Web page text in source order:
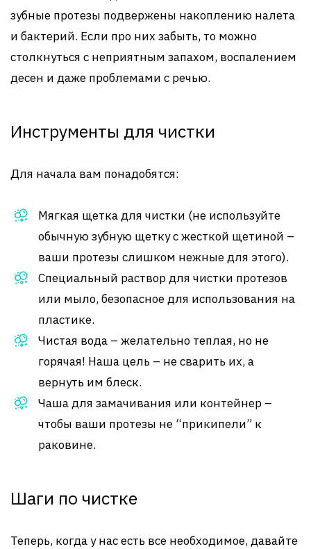
зубные протезы подвержены накоплению налета
и бактерий. Если про них забыть, то можно
столкнуться с неприятным запахом, воспалением
десен и даже проблемами с речью.
Инструменты для чистки
Для начала вам понадобятся:
Мягкая щетка для чистки (не используйте
обычную зубную щетку с жесткой щетиной –
ваши протезы слишком нежные для этого).
Специальный раствор для чистки протезов
или мыло, безопасное для использования на
пластике.
Чистая вода – желательно теплая, но не
горячая! Наша цель – не сварить их, а
вернуть им блеск.
Чаша для замачивания или контейнер –
чтобы ваши протезы не “прикипели” к
раковине.
Шаги по чистке
Теперь, когда у нас есть все необходимое, давайте